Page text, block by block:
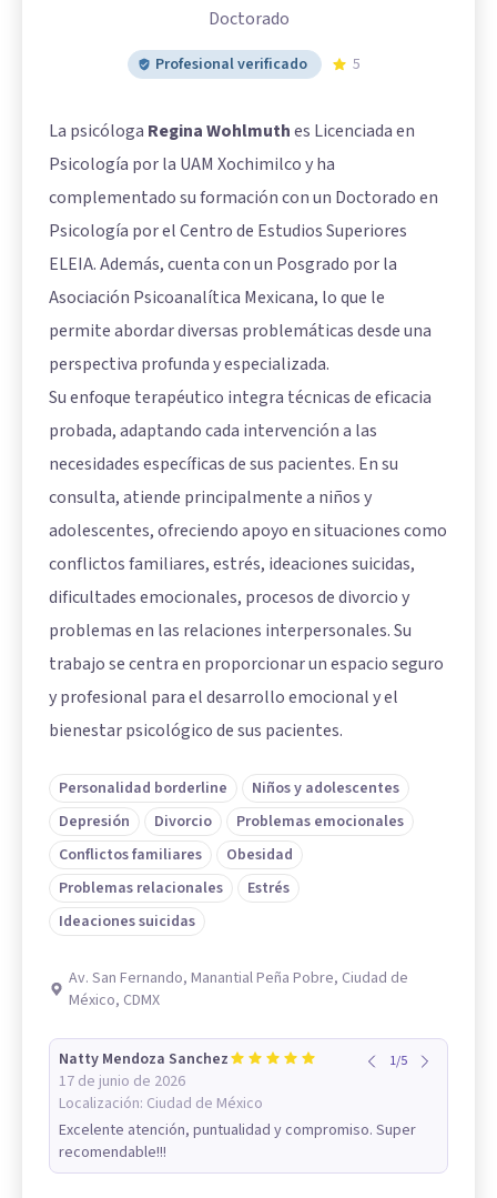
Doctorado
Profesional verificado 5
La psicóloga Regina Wohlmuthes Licenciada en
Psicología por la UAM Xochimilco y ha
complementado su formación con un Doctorado en
Psicología por el Centro de Estudios Superiores
ELEIA. Además, cuenta con un Posgrado por la
Asociación Psicoanalítica Mexicana, lo que le
permite abordar diversas problemáticas desde una
perspectiva profunda y especializada.
Su enfoque terapéutico integra técnicas de eficacia
probada, adaptando cada intervención a las
necesidades específicas de sus pacientes. En su
consulta, atiende principalmente a niños y
adolescentes, ofreciendo apoyo en situaciones como
conflictos familiares, estrés, ideaciones suicidas,
dificultades emocionales, procesos de divorcio y
problemas en las relaciones interpersonales. Su
trabajo se centra en proporcionar un espacio seguro
y profesional para el desarrollo emocional y el
bienestar psicológico de sus pacientes.
Personalidad borderline
Niños y adolescentes
Depresión
Divorcio
Problemas emocionales
Conflictos familiares
Obesidad
Problemas relacionales
Estrés
Ideaciones suicidas
Av. San Fernando, Manantial Peña Pobre, Ciudad de
México, CDMX
Natty Mendoza Sanchez
17 de junio de 2026
Localización: Ciudad de México
1/5
Excelente atención, puntualidad y compromiso. Super
recomendable!!!